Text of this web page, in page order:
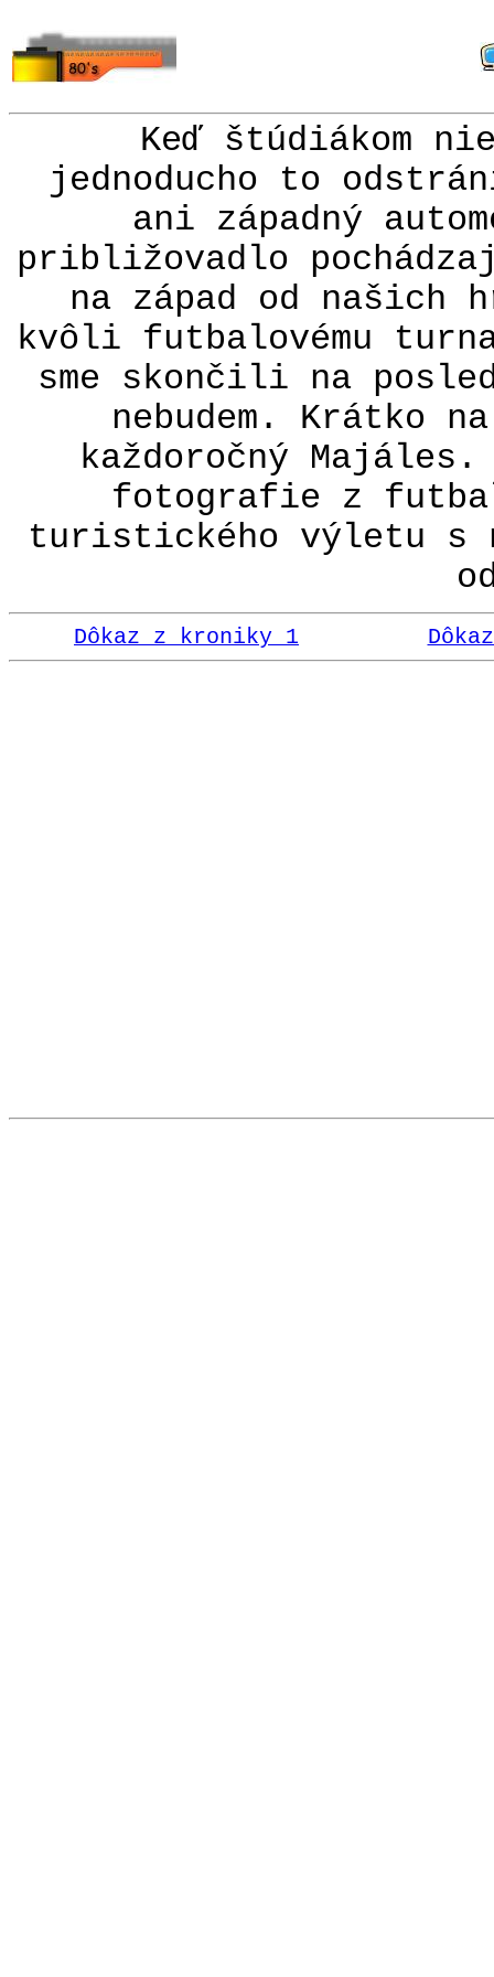
Keď štúdiákom
jednoducho to
ani západný
približovadlo
na západ od
kvôli futbalovému
sme skončili na
nebudem. Krátko
každoročný
fotografie z
turistického výletu s
Dôkaz z kroniky 1